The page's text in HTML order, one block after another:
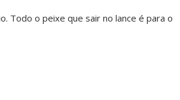
Todo o peixe que sair no lance é para o